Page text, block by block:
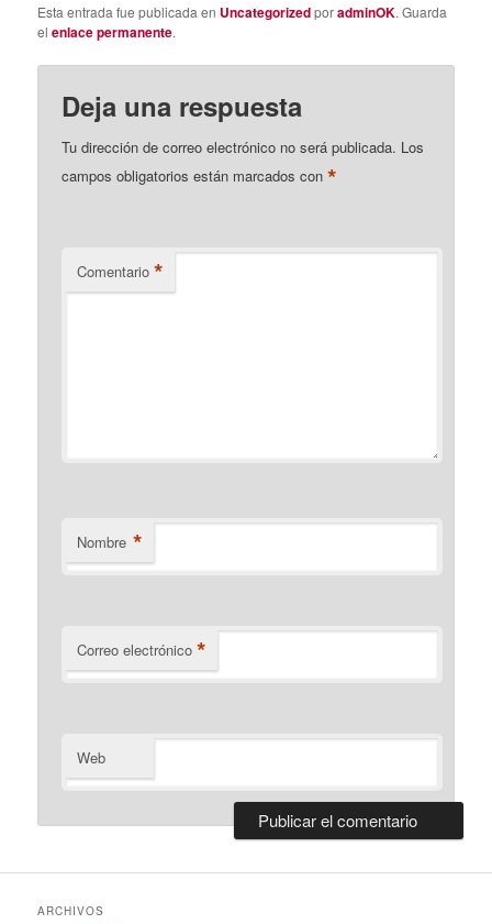
Esta entrada fue publicada en UncategorizedporadminOK. Guarda
elenlace permanente.
Deja una respuesta
Tu dirección de correo electrónico no será publicada. Los
campos obligatorios están marcados con*
Comentario *
Nombre *
Correo electrónico *
Web
ARCHIVOS